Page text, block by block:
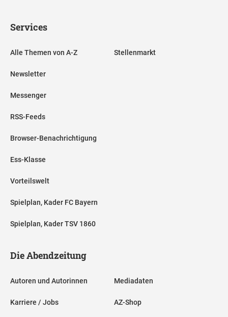
Services
Alle Themen von A-Z
Newsletter
Messenger
RSS-Feeds
Browser-Benachrichtigung
Ess-Klasse
Vorteilswelt
Spielplan, Kader FC Bayern
Spielplan, Kader TSV 1860
Stellenmarkt
Die Abendzeitung
Autoren und Autorinnen
Karriere / Jobs
Mediadaten
AZ-Shop